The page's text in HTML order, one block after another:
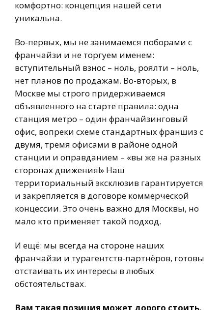
комфортно: концепция нашей сети
уникальна.
Во-первых, мы не занимаемся поборами с
франчайзи и не торгуем именем:
вступительный взнос – ноль, роялти – ноль,
нет планов по продажам. Во-вторых, в
Москве мы строго придерживаемся
объявленного на старте правила: одна
станция метро – один франчайзинговый
офис, вопреки схеме стандартных франшиз с
двумя, тремя офисами в районе одной
станции и оправданием – «вы же на разных
сторонах движения!» Наш
территориальный эксклюзив гарантируется
и закрепляется в договоре коммерческой
концессии. Это очень важно для Москвы, но
мало кто применяет такой подход.
И ещё: мы всегда на стороне наших
франчайзи и турагентств-партнёров, готовы
отстаивать их интересы в любых
обстоятельствах.
Вам такая позиция может дорого стоить.